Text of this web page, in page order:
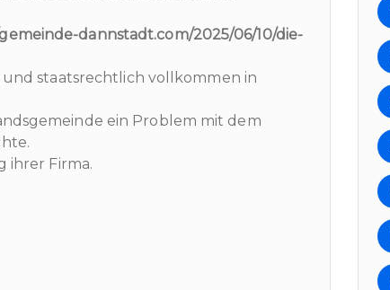
dannstadt.com/2025/06/10/die-
und staatsrechtlich vollkommen in
ein Problem mit dem
ihrer Firma.